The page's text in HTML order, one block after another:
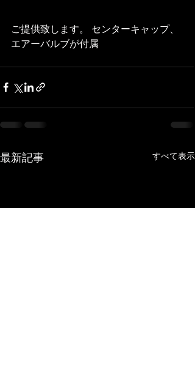
ご提供致します。 センターキャップ、
エアーバルブが付属
最新記事 すべて表示